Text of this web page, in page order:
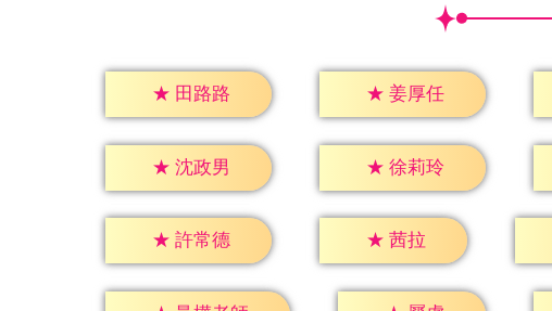
★ 田路路 ★ 姜厚任
★ 沈政男 ★ 徐莉玲
★ 許常德 ★ 茜拉